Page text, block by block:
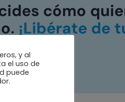
cómo
¡Libérate de
más
y al
el uso de
puede